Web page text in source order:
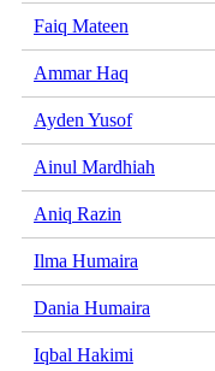
Faiq Mateen
Ammar Haq
Ayden Yusof
Ainul Mardhiah
Aniq Razin
Ilma Humaira
Dania Humaira
Iqbal Hakimi